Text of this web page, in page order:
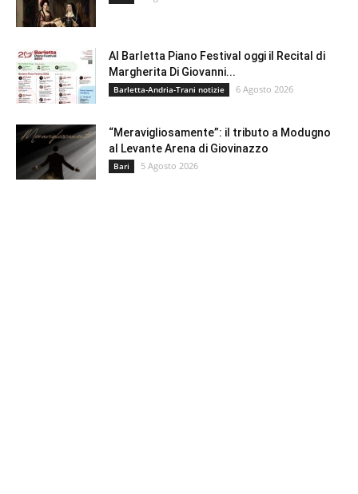
Al Barletta Piano Festival oggi il Recital di
Margherita Di Giovanni...
Barletta-Andria-Trani notizie 6 Agosto 2026
“Meravigliosamente”: il tributo a Modugno
al Levante Arena di Giovinazzo
Bari 5 Agosto 2026